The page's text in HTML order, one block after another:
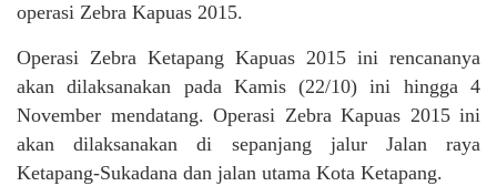
operasi Zebra Kapuas 2015.
Operasi Zebra Ketapang Kapuas 2015 ini rencananya
akan dilaksanakan pada Kamis (22/10) ini hingga 4
November mendatang. Operasi Zebra Kapuas 2015 ini
akan dilaksanakan di sepanjang jalur Jalan raya
Ketapang-Sukadana dan jalan utama Kota Ketapang.